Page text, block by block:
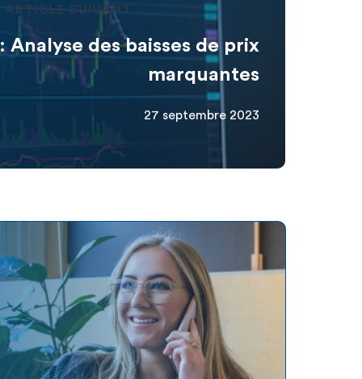
ARTICLE SUIVANT
Analyse des baisses de prix
marquantes
27 septembre 2023